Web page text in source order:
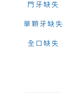
門牙缺失
單顆牙缺失
全口缺失